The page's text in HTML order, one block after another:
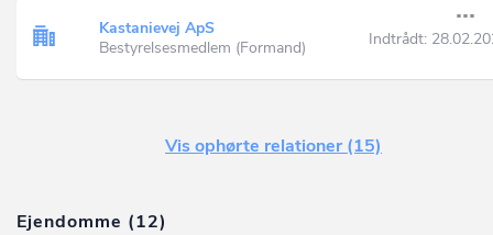
Kastanievej ApS
Bestyrelsesmedlem (Formand)
Indtrådt:
Vis ophørte relationer (15)
Ejendomme (12)